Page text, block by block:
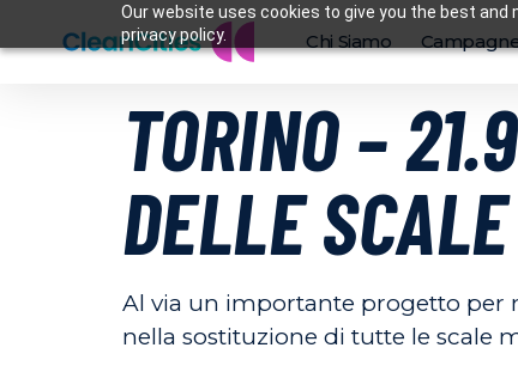
Our website uses cookies to give you the best
privacy policy.
Chi Siamo
TORINO –
DELLE
Al via un importante progetto per
nella sostituzione di tutte le scale